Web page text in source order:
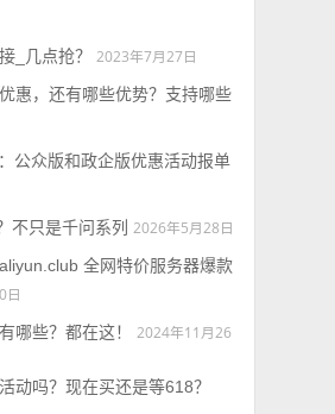
_几点抢？
2023年7月27日
惠，还有哪些优势？支持哪些
公众版和政企版优惠活动报单
不只是千问系列 2026年5月28日
全网特价服务器爆款
日
哪些？都在这！
2024年11月26
动吗？现在买还是等618？